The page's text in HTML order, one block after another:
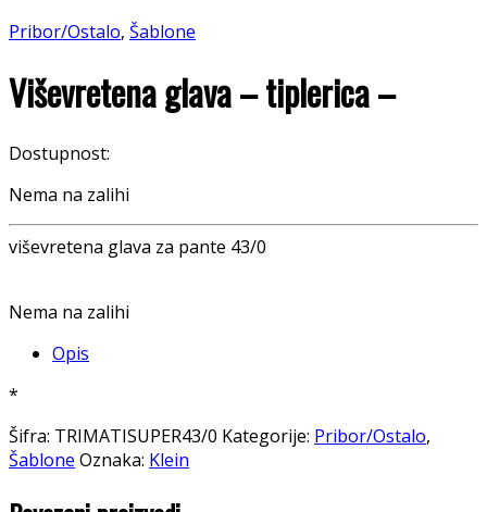
Pribor/Ostalo, Šablone
Viševretena glava – tiplerica –
Dostupnost:
Nema na zalihi
viševretena glava za pante 43/0
Nema na zalihi
Opis
*
Šifra: TRIMATISUPER43/0 Kategorije: Pribor/Ostalo,
Šablone Oznaka: Klein